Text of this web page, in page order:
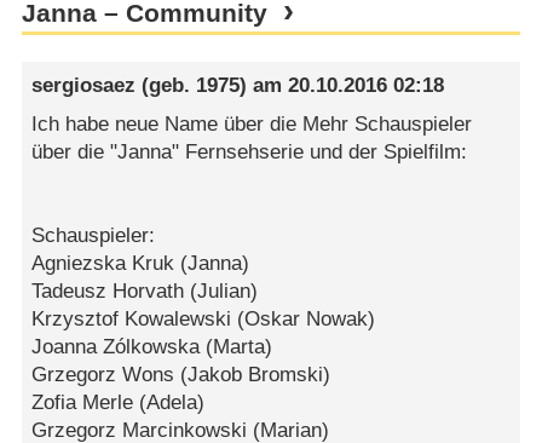
Janna – Community
sergiosaez (geb. 1975) am20.10.2016 02:18
Ich habe neue Name über die Mehr Schauspieler
über die "Janna" Fernsehserie und der Spielfilm:
Schauspieler:
Agniezska Kruk (Janna)
Tadeusz Horvath (Julian)
Krzysztof Kowalewski (Oskar Nowak)
Joanna Zólkowska (Marta)
Grzegorz Wons (Jakob Bromski)
Zofia Merle (Adela)
Grzegorz Marcinkowski (Marian)